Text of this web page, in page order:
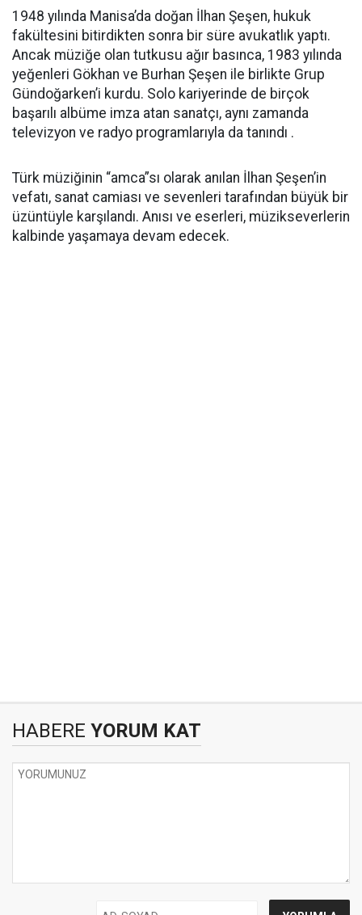
1948 yılında Manisa’da doğan İlhan Şeşen, hukuk
fakültesini bitirdikten sonra bir süre avukatlık yaptı.
Ancak müziğe olan tutkusu ağır basınca, 1983 yılında
yeğenleri Gökhan ve Burhan Şeşen ile birlikte Grup
Gündoğarken’i kurdu. Solo kariyerinde de birçok
başarılı albüme imza atan sanatçı, aynı zamanda
televizyon ve radyo programlarıyla da tanındı .
Türk müziğinin “amca”sı olarak anılan İlhan Şeşen’in
vefatı, sanat camiası ve sevenleri tarafından büyük bir
üzüntüyle karşılandı. Anısı ve eserleri, müzikseverlerin
kalbinde yaşamaya devam edecek.
HABERE YORUM KAT